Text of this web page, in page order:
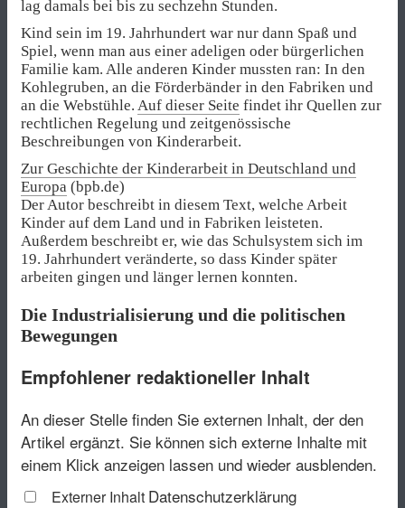
lag damals bei bis zu sechzehn Stunden.
Kind sein im 19. Jahrhundert war nur dann Spaß und
Spiel, wenn man aus einer adeligen oder bürgerlichen
Familie kam. Alle anderen Kinder mussten ran: In den
Kohlegruben, an die Förderbänder in den Fabriken und
an die Webstühle. Auf dieser Seite findet ihr Quellen zur
rechtlichen Regelung und zeitgenössische
Beschreibungen von Kinderarbeit.
Zur Geschichte der Kinderarbeit in Deutschland und
Europa (bpb.de)
Der Autor beschreibt in diesem Text, welche Arbeit
Kinder auf dem Land und in Fabriken leisteten.
Außerdem beschreibt er, wie das Schulsystem sich im
19. Jahrhundert veränderte, so dass Kinder später
arbeiten gingen und länger lernen konnten.
Die Industrialisierung und die politischen
Bewegungen
Empfohlener redaktioneller Inhalt
An dieser Stelle finden Sie externen Inhalt, der den
Artikel ergänzt. Sie können sich externe Inhalte mit
einem Klick anzeigen lassen und wieder ausblenden.
Externer Inhalt Datenschutzerklärung